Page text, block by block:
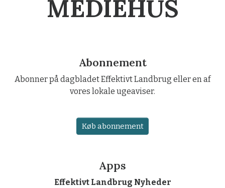
MEDIEHUS
Abonnement
Abonner på dagbladet Effektivt Landbrug eller en af
vores lokale ugeaviser.
Køb abonnement
Apps
Effektivt Landbrug Nyheder